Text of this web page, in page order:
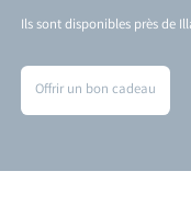
Ils sont disponibles près de
Offrir un bon cadeau